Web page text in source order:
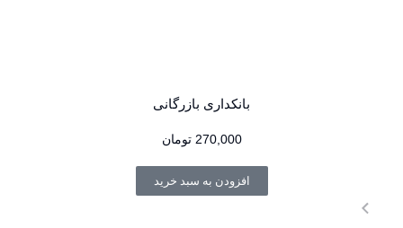
بانکداری بازرگانی
270,000 تومان
افزودن به سبد خرید